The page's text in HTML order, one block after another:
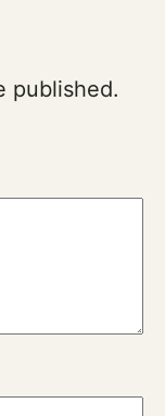
published.